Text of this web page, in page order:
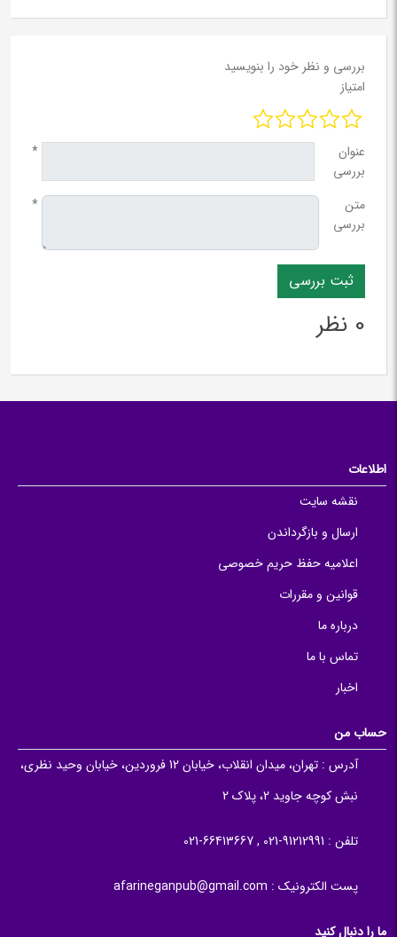
بررسی و نظر خود را بنویسید
امتیاز
عنوان
بررسی
*
متن
بررسی
*
0 نظر
اطلاعات
نقشه سایت
ارسال و بازگرداندن
اعلامیه حفظ حریم خصوصی
قوانین و مقررات
درباره ما
تماس با ما
اخبار
حساب من
آدرس :
تهران، میدان انقلاب، خیابان 12 فروردین، خیابان وحید نظری،
نبش کوچه جاوید 2، پلاک 2
تلفن : 91212991-021 , 66413667-021
پست الکترونیک : afarineganpub@gmail.com
ما را دنبال کنید